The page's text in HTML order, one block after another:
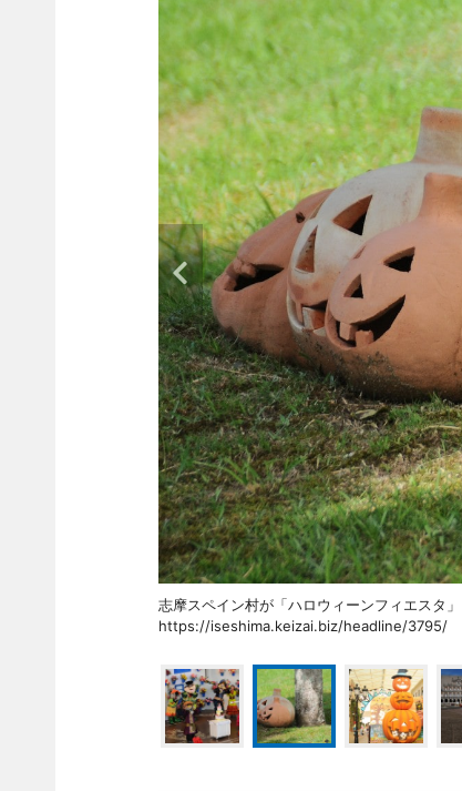
志摩スペイン村が「ハロウィーンフィエ
https://iseshima.keizai.biz/headline/3795/